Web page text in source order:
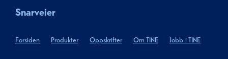
Snarveier
Forsiden Produkter Oppskrifter Om TINE Jobb i TINE